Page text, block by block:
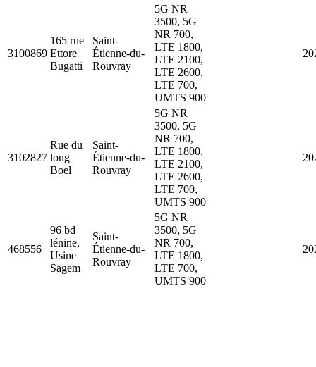
3100869
165 rue
Ettore
Bugatti
Saint-
Étienne-du-
Rouvray
5G NR
3500, 5G
NR 700,
LTE 1800,
LTE 2100,
LTE 2600,
LTE 700,
UMTS 900
3102827
Rue du
long
Boel
Saint-
Étienne-du-
Rouvray
5G NR
3500, 5G
NR 700,
LTE 1800,
LTE 2100,
LTE 2600,
LTE 700,
UMTS 900
468556
96 bd
lénine,
Usine
Sagem
Saint-
Étienne-du-
Rouvray
5G NR
3500, 5G
NR 700,
LTE 1800,
LTE 700,
UMTS 900